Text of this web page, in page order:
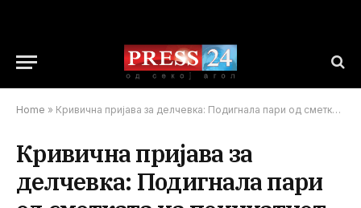
Home » Кривична пријава за делчевка: Подигнала пари од сметката на починатиот сопруг
Кривична пријава за
делчевка: Подигнала пари